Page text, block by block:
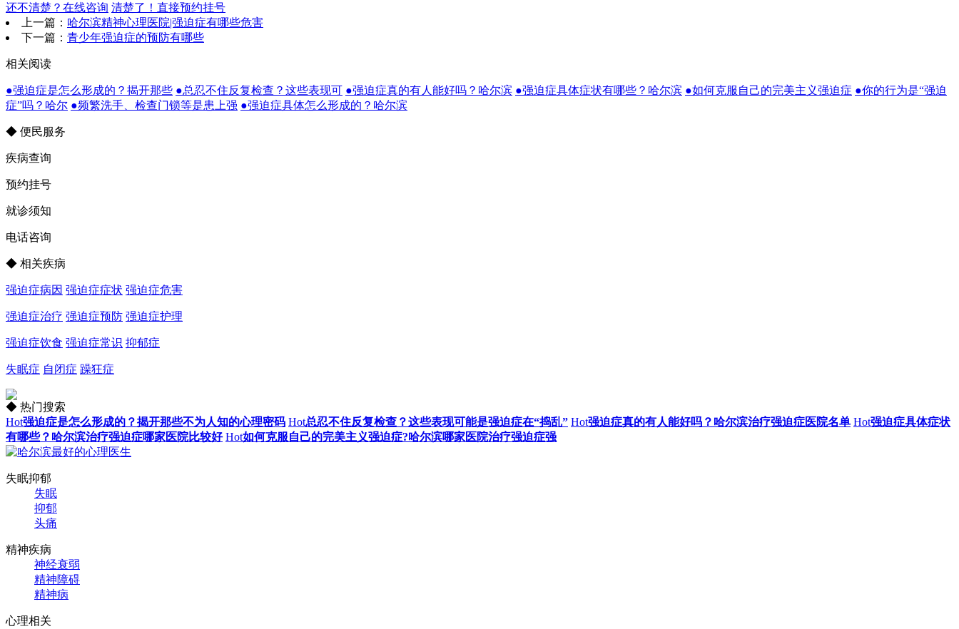
还不清楚？在线咨询 清楚了！直接预约挂号
上一篇： 哈尔滨精神心理医院|强迫症有哪些危害
下一篇： 青少年强迫症的预防有哪些
相关阅读
●强迫症是怎么形成的？揭开那些 ●总忍不住反复检查？这些表现可 ●强迫症真的有人能好吗？哈尔滨 ●强迫症具体症状有哪些？哈尔滨 ●如何克服自己的完美主义强迫症 ●你的行为是“强迫
症”吗？哈尔 ●频繁洗手、检查门锁等是患上强 ●强迫症具体怎么形成的？哈尔滨
◆ 便民服务
疾病查询
预约挂号
就诊须知
电话咨询
◆ 相关疾病
强迫症病因 强迫症症状 强迫症危害
强迫症治疗 强迫症预防 强迫症护理
强迫症饮食 强迫症常识 抑郁症
失眠症 自闭症 躁狂症
◆ 热门搜索
Hot强迫症是怎么形成的？揭开那些不为人知的心理密码 Hot总忍不住反复检查？这些表现可能是强迫症在“捣乱” Hot强迫症真的有人能好吗？哈尔滨治疗强迫症医院名单 Hot强迫症具体症状
有哪些？哈尔滨治疗强迫症哪家医院比较好 Hot如何克服自己的完美主义强迫症?哈尔滨哪家医院治疗强迫症强
失眠抑郁
失眠
抑郁
头痛
精神疾病
神经衰弱
精神障碍
精神病
心理相关